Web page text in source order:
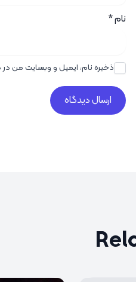
نام*
ذخیره نام، ایمیل و وبسایت من